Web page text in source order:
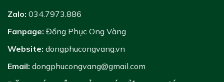
Zalo: 034.7973.886
Fanpage: Đồng Phục Ong Vàng
Website: dongphucongvang.vn
Email: dongphucongvang@gmail.com